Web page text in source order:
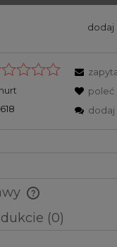
dodaj
poleć
dodaj
ewentualnych kosztów
(0)